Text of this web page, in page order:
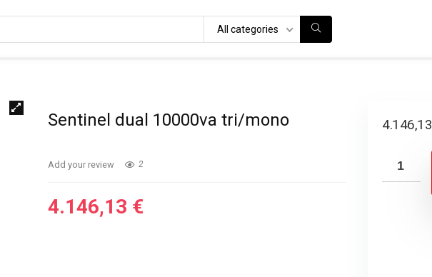
All categories
Sentinel dual 10000va tri/mono
Add your review 2
4.146,13 €
4.146,13